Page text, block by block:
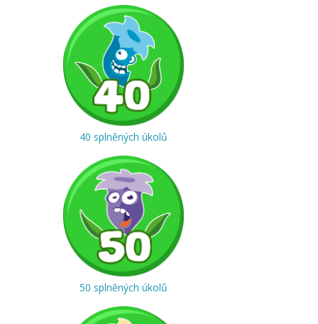
40 splněných úkolů
50 splněných úkolů